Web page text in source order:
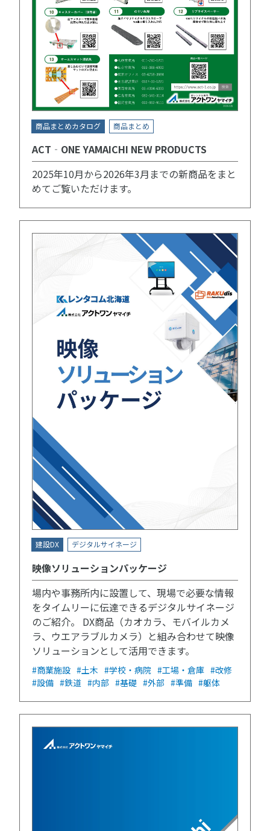
商品まとめカタログ 商品まとめ
ACT‐ONE YAMAICHI NEW PRODUCTS
2025年10月から2026年3月までの新商品をまと
めてご覧いただけます。
建設DX デジタルサイネージ
映像ソリューションパッケージ
場内や事務所内に設置して、現場で必要な情報
をタイムリーに伝達できるデジタルサイネージ
のご紹介。 DX商品（カオカラ、モバイルカメ
ラ、ウエアラブルカメラ）と組み合わせて映像
ソリューションとして活用できます。
#商業施設 #土木 #学校・病院 #工場・倉庫 #改修
#設備 #鉄道 #内部 #基礎 #外部 #準備 #躯体